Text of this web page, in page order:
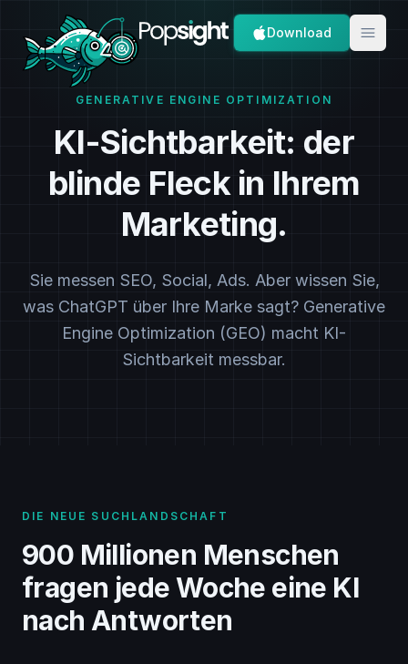
Download
GENERATIVE ENGINE OPTIMIZATION
KI-Sichtbarkeit: der
blinde Fleck in Ihrem
Marketing.
Sie messen SEO, Social, Ads. Aber wissen Sie,
was ChatGPT über Ihre Marke sagt? Generative
Engine Optimization (GEO) macht KI-
Sichtbarkeit messbar.
DIE NEUE SUCHLANDSCHAFT
900 Millionen Menschen
fragen jede Woche eine KI
nach Antworten